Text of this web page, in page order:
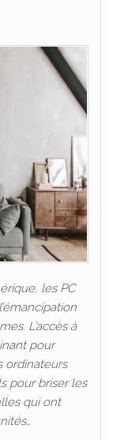
les PC
L’accès à
pour
ordinateurs
pour briser les
qui ont